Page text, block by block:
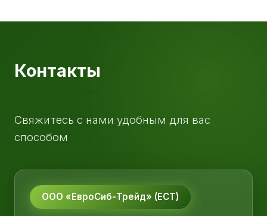
Контакты
Свяжитесь с нами удобным для вас
способом
ООО «ЕвроСиб-Трейд» (ЕСТ)